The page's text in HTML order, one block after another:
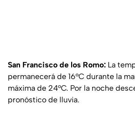
San Francisco de los Romo: La
permanecerá de 16°C durante la
máxima de 24°C. Por la noche
pronóstico de lluvia.